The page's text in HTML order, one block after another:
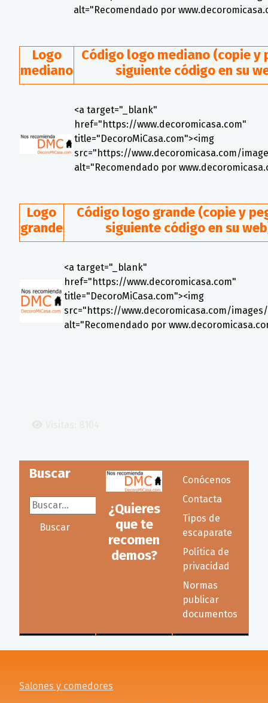
alt="Recomendado por
Logo
mediano
Código logo mediano (copie y
siguiente código en su
<a target="_blank"
href="https://www.decoromicasa.com"
title="DecoroMiCasa.com"><img
src="https://www.decoromicasa.com/
alt="Recomendado por
Logo
grande
Código logo grande (copie y
siguiente código en su
<a target="_blank"
href="https://www.decoromicasa.com"
title="DecoroMiCasa.com"><img
src="https://www.decoromicasa.com/
alt="Recomendado por
Buscar
Buscar...
Buscar
¿Quieres
que te
recomen
demos?
Conócenos
Contacta
Tipos de
escaparate
Política de
privacidad
Normas
publicar
documentos
Salones y comedores